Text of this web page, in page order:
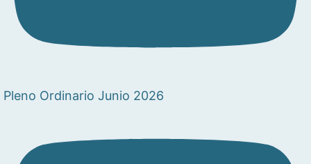
Pleno Ordinario Junio 2026